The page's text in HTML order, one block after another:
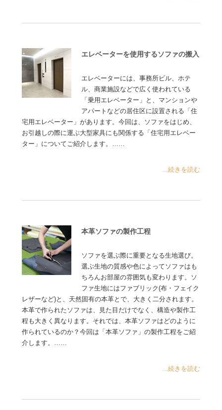
エレベーターを使用するソファの搬入
エレベーターには、事務所ビル、ホテ
ル、商業施設などで広く使われている
「乗用エレベーター」と、マンションや
アパートなどの居住区に設置される「住
宅用エレベーター」があります。今回は、ソファをはじめ、
お引越しの際に運ぶ大型家具にも関係する「住宅用エレベー
ター」についてご紹介します。……
...続きを読む
本革ソファの製作工程
ソファを選ぶ際に重要となる生地選び。
選ぶ生地の質感や色によってソファはも
ちろんお部屋の雰囲気も変わります。ソ
ファ生地にはファブリック(布・フェイク
レザーなど)と、天然固有の本革とで、大きく二分されます。
本革で作られたソファは、見た目だけでなく、構造や製作工
程も大きく異なります。それでは、本革ソファはどのように
作られているのか？今回は「本革ソファ」の製作工程をご紹
介します。……
...続きを読む